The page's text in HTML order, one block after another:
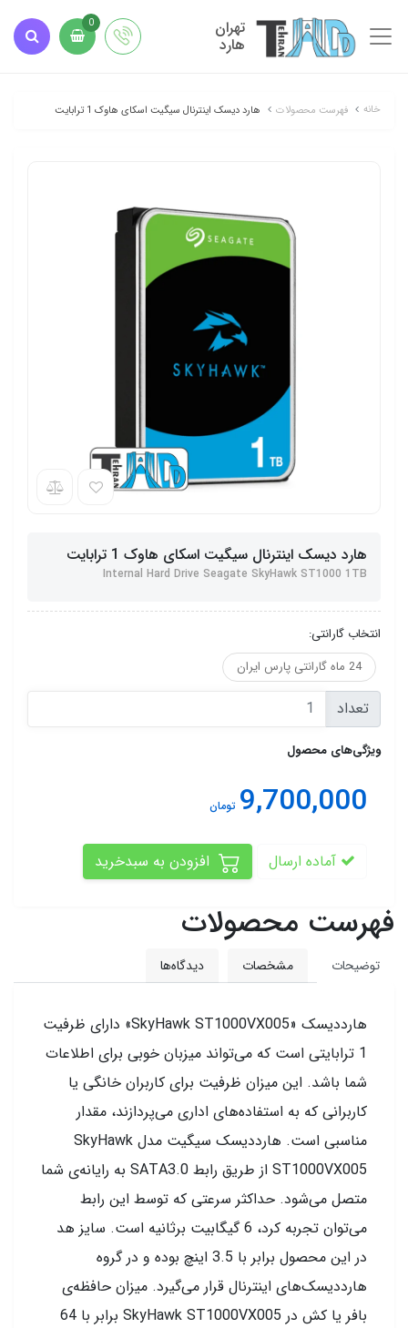
تهران
هارد
0
خانه فهرست محصولات هارد دیسک اینترنال سیگیت اسکای هاوک 1 ترابایت
هارد دیسک اینترنال سیگیت اسکای هاوک 1 ترابایت
Internal Hard Drive Seagate SkyHawk ST1000 1TB
انتخاب گارانتی:
24 ماه گارانتی پارس ایران
تعداد
ویژگی‌های محصول
9,700,000 تومان
آماده ارسال
فهرست محصولات
توضیحات مشخصات دیدگاه‌ها
هارددیسک «SkyHawk ST1000VX005» دارای ظرفیت
1 ترابایتی است که می‌تواند میزبان خوبی برای اطلاعات
شما باشد. این میزان ظرفیت برای کاربران خانگی یا
کاربرانی که به استفاده‌های اداری می‌پردازند، مقدار
مناسبی است. هارددیسک سیگیت مدل SkyHawk
ST1000VX005 از طریق رابط SATA3.0 به رایانه‌ی شما
متصل می‌شود. حداکثر سرعتی که توسط این رابط
می‌توان تجربه کرد، 6 گیگابیت برثانیه است. سایز هد
در این محصول برابر با 3.5 اینچ بوده و در گروه
هارددیسک‌های اینترنال قرار می‌گیرد. میزان حافظه‌ی
بافر یا کش در SkyHawk ST1000VX005 برابر با 64